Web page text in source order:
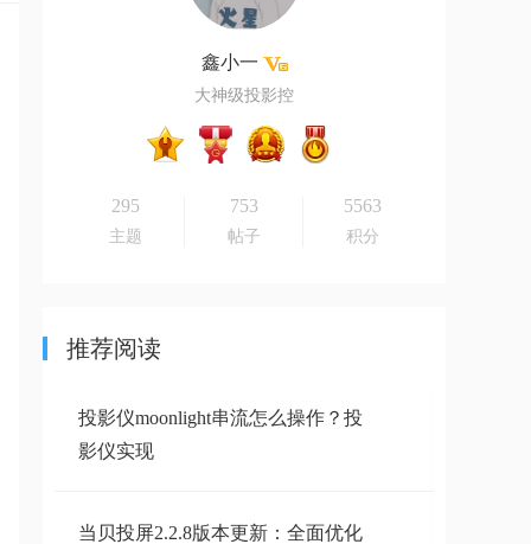
鑫小一
大神级投影控
295
主题
753
帖子
5563
积分
推荐阅读
投影仪moonlight串流怎么操作？投
影仪实现
当贝投屏2.2.8版本更新：全面优化